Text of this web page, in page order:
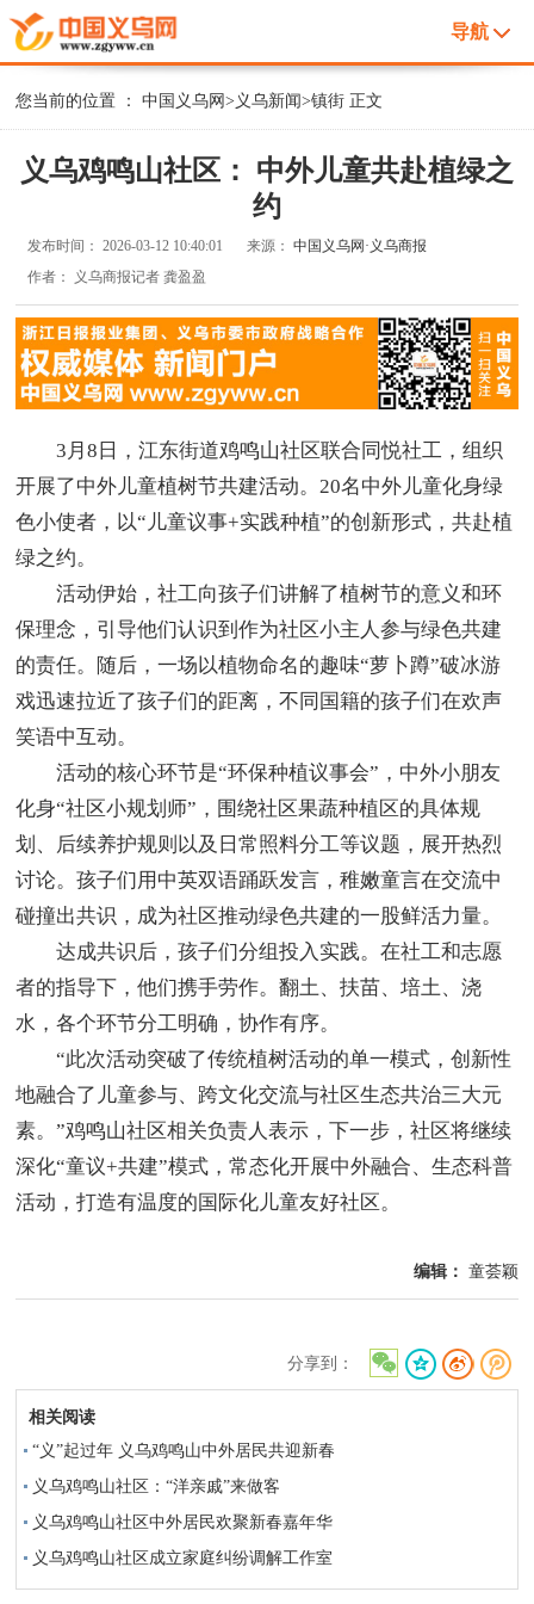
导航
您当前的位置 ：中国义乌网> 义乌新闻>镇街 正文
义乌鸡鸣山社区： 中外儿童共赴植绿之
约
发布时间：2026-03-12 10:40:01 来源：中国义乌网·义乌商报
作者：
义乌商报记者 龚盈盈
3月8日，江东街道鸡鸣山社区联合同悦社工，组织
开展了中外儿童植树节共建活动。20名中外儿童化身绿
色小使者，以“儿童议事+实践种植”的创新形式，共赴植
绿之约。
活动伊始，社工向孩子们讲解了植树节的意义和环
保理念，引导他们认识到作为社区小主人参与绿色共建
的责任。随后，一场以植物命名的趣味“萝卜蹲”破冰游
戏迅速拉近了孩子们的距离，不同国籍的孩子们在欢声
笑语中互动。
活动的核心环节是“环保种植议事会”，中外小朋友
化身“社区小规划师”，围绕社区果蔬种植区的具体规
划、后续养护规则以及日常照料分工等议题，展开热烈
讨论。孩子们用中英双语踊跃发言，稚嫩童言在交流中
碰撞出共识，成为社区推动绿色共建的一股鲜活力量。
达成共识后，孩子们分组投入实践。在社工和志愿
者的指导下，他们携手劳作。翻土、扶苗、培土、浇
水，各个环节分工明确，协作有序。
“此次活动突破了传统植树活动的单一模式，创新性
地融合了儿童参与、跨文化交流与社区生态共治三大元
素。”鸡鸣山社区相关负责人表示，下一步，社区将继续
深化“童议+共建”模式，常态化开展中外融合、生态科普
活动，打造有温度的国际化儿童友好社区。
编辑： 童荟颖
分享到：
相关阅读
“义”起过年 义乌鸡鸣山中外居民共迎新春
义乌鸡鸣山社区：“洋亲戚”来做客
义乌鸡鸣山社区中外居民欢聚新春嘉年华
义乌鸡鸣山社区成立家庭纠纷调解工作室